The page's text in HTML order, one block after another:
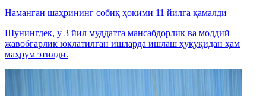
Наманган шаҳрининг собиқ ҳокими 11 йилга қамалди
Шунингдек, у 3 йил муддатга мансабдорлик ва моддий
жавобгарлик юклатилган ишларда ишлаш ҳуқуқидан ҳам
маҳрум этилди.